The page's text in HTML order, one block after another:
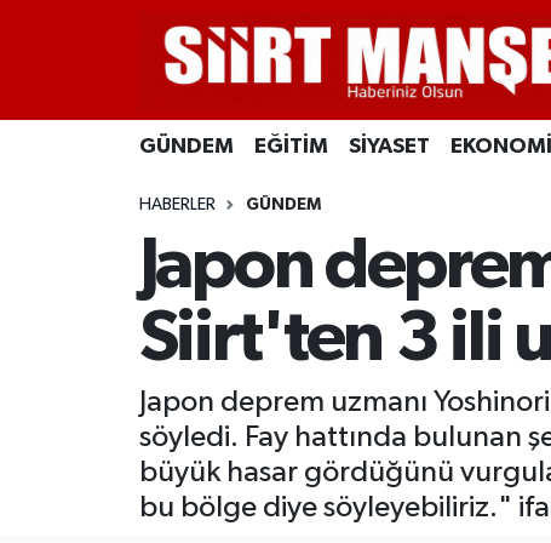
GÜNDEM EĞİTİM SİYASET EKONOMİ
HABERLER GÜNDEM
Japon
Siirt'ten 3 ili
Japon deprem uzmanı
söyledi. Fay hattında bulunan
büyük hasar gördüğünü
bu bölge diye söyleyebiliriz."
SİYASET
EKONOMİ
KÜLTÜR-SANAT
Siirt Nöbetçi Eczaneler
Siirt Hava Durumu
Siirt Namaz Vakitleri
Siirt Trafik Yoğunluk Haritası
Süper Lig Puan Durumu ve Fikstür
Tüm Manşetler
Son Dakika Haberleri